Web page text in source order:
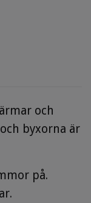
och
byxorna är
på.